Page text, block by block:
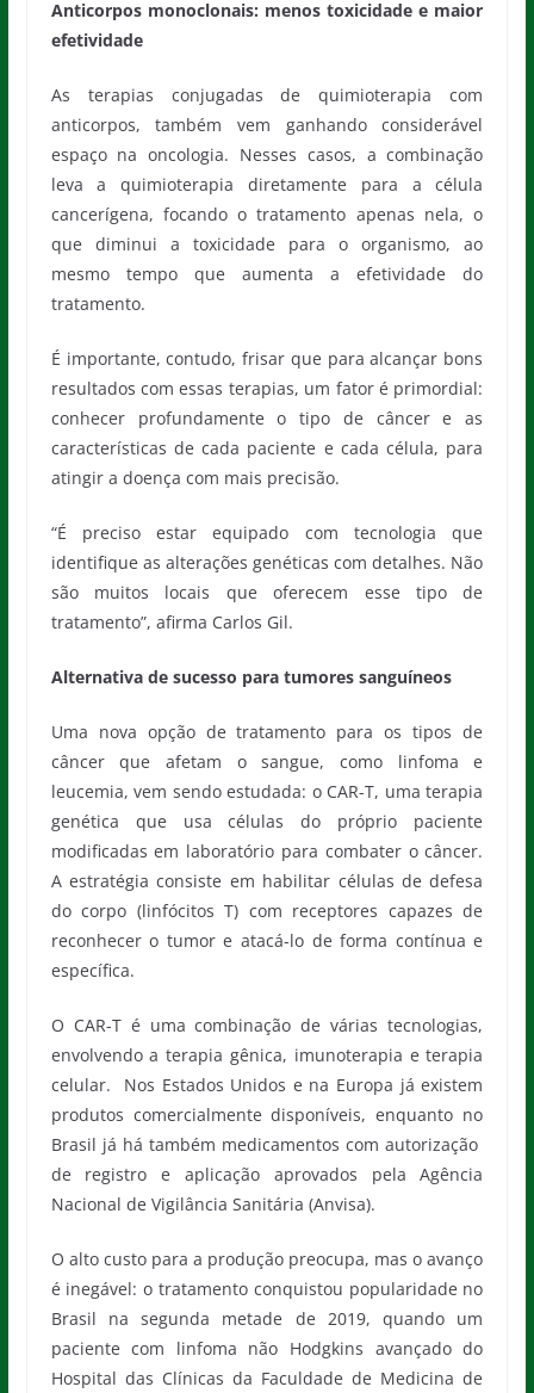
Anticorpos monoclonais: menos toxicidade e maior
efetividade
As terapias conjugadas de quimioterapia com
anticorpos, também vem ganhando considerável
espaço na oncologia. Nesses casos, a combinação
leva a quimioterapia diretamente para a célula
cancerígena, focando o tratamento apenas nela, o
que diminui a toxicidade para o organismo, ao
mesmo tempo que aumenta a efetividade do
tratamento.
É importante, contudo, frisar que para alcançar bons
resultados com essas terapias, um fator é primordial:
conhecer profundamente o tipo de câncer e as
características de cada paciente e cada célula, para
atingir a doença com mais precisão.
“É preciso estar equipado com tecnologia que
identifique as alterações genéticas com detalhes. Não
são muitos locais que oferecem esse tipo de
tratamento”, afirma Carlos Gil.
Alternativa de sucesso para tumores sanguíneos
Uma nova opção de tratamento para os tipos de
câncer que afetam o sangue, como linfoma e
leucemia, vem sendo estudada: o CAR-T, uma terapia
genética que usa células do próprio paciente
modificadas em laboratório para combater o câncer.
A estratégia consiste em habilitar células de defesa
do corpo (linfócitos T) com receptores capazes de
reconhecer o tumor e atacá-lo de forma contínua e
específica.
O CAR-T é uma combinação de várias tecnologias,
envolvendo a terapia gênica, imunoterapia e terapia
celular. Nos Estados Unidos e na Europa já existem
produtos comercialmente disponíveis, enquanto no
Brasil já há também medicamentos com autorização
de registro e aplicação aprovados pela Agência
Nacional de Vigilância Sanitária (Anvisa).
O alto custo para a produção preocupa, mas o avanço
é inegável: o tratamento conquistou popularidade no
Brasil na segunda metade de 2019, quando um
paciente com linfoma não Hodgkins avançado do
Hospital das Clínicas da Faculdade de Medicina de